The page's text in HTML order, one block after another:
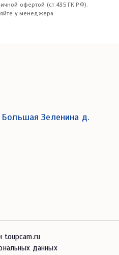
офертой (ст.435 ГК РФ).
у менеджера.
Зеленина д.
toupcam.ru
данных